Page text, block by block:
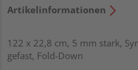
Artikelinformationen
122 x 22,8 cm, 5 mm stark,
gefast, Fold-Down